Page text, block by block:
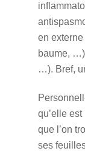
en
baume,
…). Bref,
qu’elle
que l’on
ses